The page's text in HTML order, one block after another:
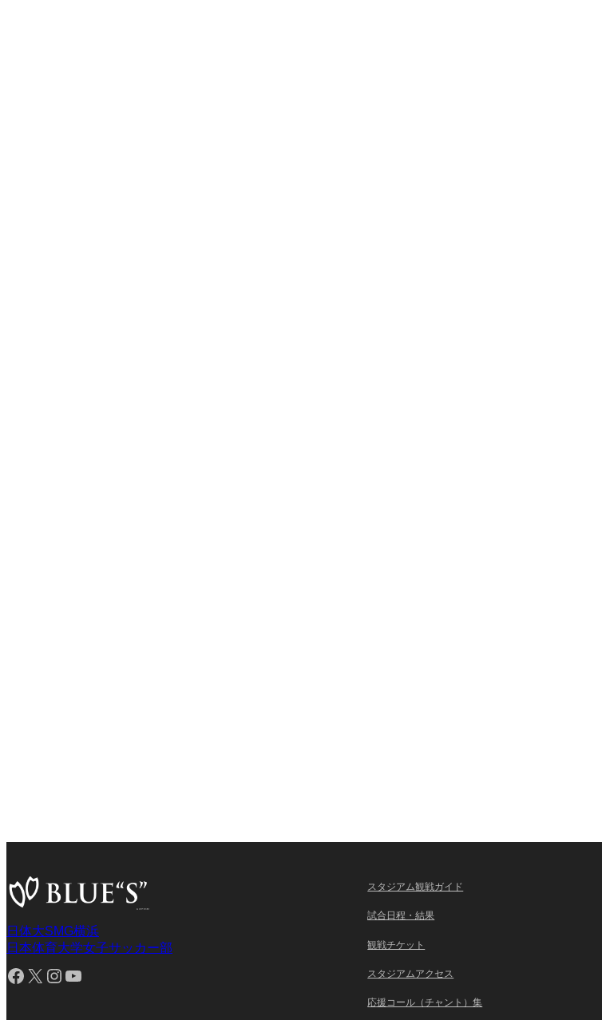
日体大SMG横浜
日本体育大学女子サッカー部
Facebook X Instagram YouTube
スタジアム観戦ガイド
試合日程・結果
観戦チケット
スタジアムアクセス
応援コール（チャント）集